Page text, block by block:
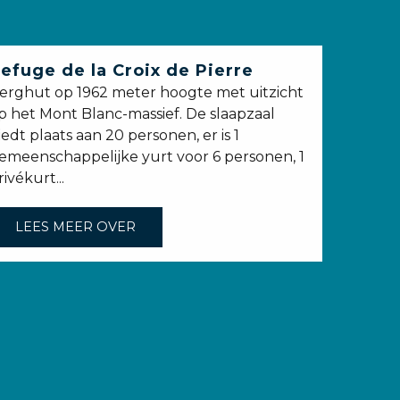
de la Croix de Pierre
op 1962 meter hoogte met uitzicht
het Mont Blanc-massief. De slaapzaal
plaats aan 20 personen, er is 1
yurt voor 6 personen, 1
LEES MEER OVER